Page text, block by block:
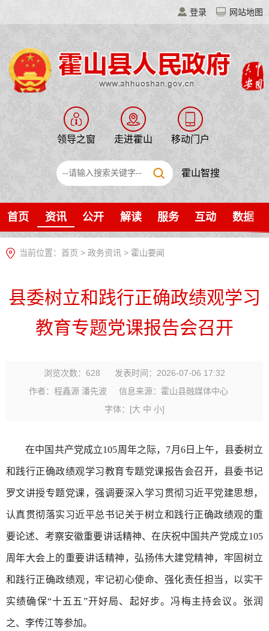
登录 网站地图
领导之窗 走进霍山 移动门户
霍山智搜
首页 资讯 公开 解读 服务 互动 数据
当前位置： 首页 > 政务资讯 > 霍山要闻
县委树立和践行正确政绩观学习
教育专题党课报告会召开
浏览次数： 628
发表时间：2026-07-06 17:32
作者：程鑫源 潘先波
信息来源：霍山县融媒体中心
字体： [大 中 小]
在中国共产党成立105周年之际，7月6日上午，县委树立
和践行正确政绩观学习教育专题党课报告会召开，县委书记
罗文讲授专题党课，强调要深入学习贯彻习近平党建思想，
认真贯彻落实习近平总书记关于树立和践行正确政绩观的重
要论述、考察安徽重要讲话精神、在庆祝中国共产党成立105
周年大会上的重要讲话精神，弘扬伟大建党精神，牢固树立
和践行正确政绩观，牢记初心使命、强化责任担当，以实干
实绩确保“十五五”开好局、起好步。冯梅主持会议。张润
之、李传江等参加。